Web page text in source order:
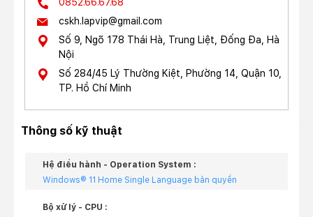
cskh.lapvip@gmail.com
Số 9, Ngõ 178 Thái Hà, Trung Liệt, Đống Đa, Hà
Nội
Số 284/45 Lý Thường Kiệt, Phường 14, Quận 10,
TP. Hồ Chí Minh
Thông số kỹ thuật
Hệ điều hành - Operation System :
Windows® 11 Home Single Language bản quyền
Bộ xử lý - CPU :